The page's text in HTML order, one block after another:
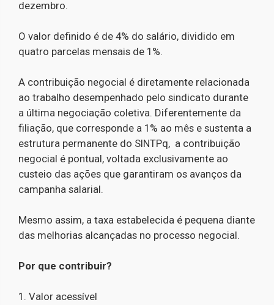
dezembro.
O valor definido é de 4% do salário, dividido em
quatro parcelas mensais de 1%.
A contribuição negocial é diretamente relacionada
ao trabalho desempenhado pelo sindicato durante
a última negociação coletiva. Diferentemente da
filiação, que corresponde a 1% ao mês e sustenta a
estrutura permanente do SINTPq, a contribuição
negocial é pontual, voltada exclusivamente ao
custeio das ações que garantiram os avanços da
campanha salarial.
Mesmo assim, a taxa estabelecida é pequena diante
das melhorias alcançadas no processo negocial.
Por que contribuir?
1. Valor acessível